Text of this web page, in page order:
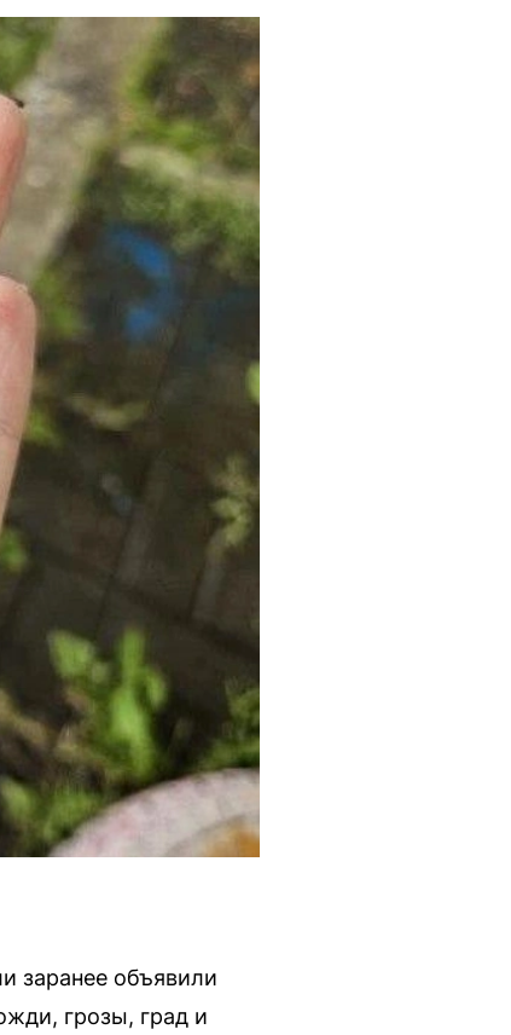
заранее объявили
грозы, град и